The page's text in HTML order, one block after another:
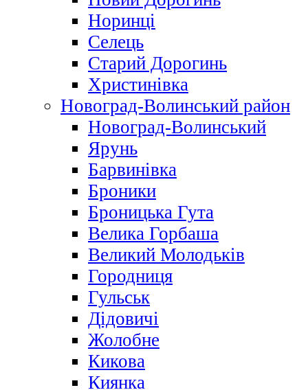
Норинці
Селець
Старий Дорогинь
Христинівка
Новоград-Волинський район
Новоград-Волинський
Ярунь
Барвинівка
Броники
Броницька Гута
Велика Горбаша
Великий Молодьків
Городниця
Гульськ
Дідовичі
Жолобне
Кикова
Киянка